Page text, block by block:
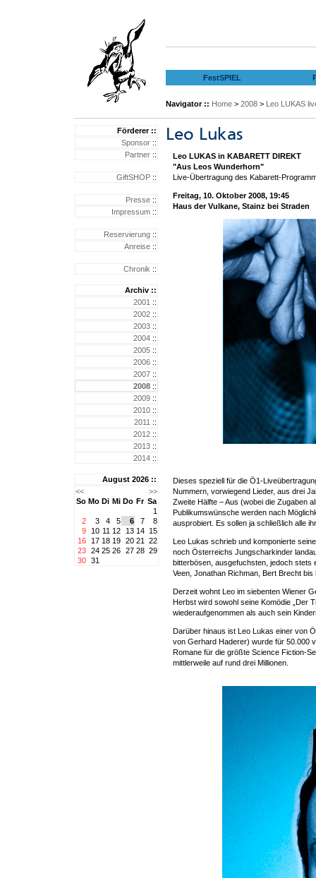
FestSPIEL
Navigator :: Home > 2008 > Leo LUKAS
Förderer ::
Sponsor ::
Partner ::
GiftSHOP ::
Presse ::
Impressum ::
Reservierung ::
Anreise ::
Chronik ::
Archiv ::
2001 ::
2002 ::
2003 ::
2004 ::
2005 ::
2006 ::
2007 ::
2008 ::
2009 ::
2010 ::
2011 ::
2012 ::
2013 ::
2014 ::
August 2026 ::
<<
>>
So Mo Di Mi Do Fr Sa
1
2
3 4 5 6 7
8
9
10 11 12 13 14 15
16
17 18 19 20 21
22
23 24 25 26 27 28 29
30 31
Leo LUKAS in KABARETT DIREKT
"Aus Leos Wunderhorn"
Live-Übertragung des Kabarett-
Freitag, 10. Oktober 2008, 19:45
Haus der Vulkane, Stainz bei Straden
Dieses speziell für die Ö1-
Nummern, vorwiegend Lieder, aus drei
Zweite Hälfte – Aus (wobei die Zugaben
Publikumswünsche werden nach
ausprobiert. Es sollen ja schließlich alle
Leo Lukas schrieb und komponierte
noch Österreichs Jungscharkinder
bitterbösen, ausgefuchsten, jedoch stets
Veen, Jonathan Richman, Bert Brecht
Derzeit wohnt Leo im siebenten Wiener
Herbst wird sowohl seine Komödie „Der
wiederaufgenommen als auch sein
Darüber hinaus ist Leo Lukas einer von
von Gerhard Haderer) wurde für 50.000
Romane für die größte Science Fiction-
mittlerweile auf rund drei Millionen.